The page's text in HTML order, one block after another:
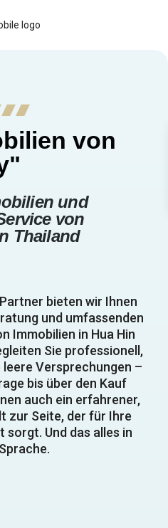
von
und
von
Thailand
bieten wir Ihnen
und umfassenden
Immobilien in Hua Hin
Sie professionell,
Versprechungen –
bis über den Kauf
auch ein erfahrener,
zur Seite, der für Ihre
Und das alles in